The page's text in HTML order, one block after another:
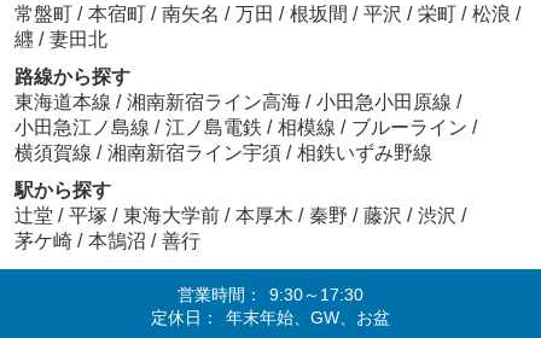
常盤町 / 本宿町 / 南矢名 / 万田 / 根坂間 / 平沢 / 栄町 / 松浪 /
纒 / 妻田北
路線から探す
東海道本線 / 湘南新宿ライン高海 / 小田急小田原線 /
小田急江ノ島線 / 江ノ島電鉄 / 相模線 / ブルーライン /
横須賀線 / 湘南新宿ライン宇須 / 相鉄いずみ野線
駅から探す
辻堂 / 平塚 / 東海大学前 / 本厚木 / 秦野 / 藤沢 / 渋沢 /
茅ケ崎 / 本鵠沼 / 善行
営業時間：
9:30～17:30
定休日：
年末年始、GW、お盆